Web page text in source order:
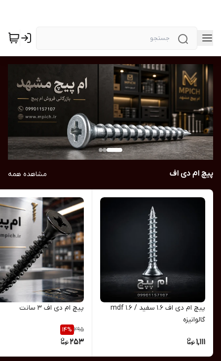
پیچ ام دی اف مشاهده همه
پیچ ام دی اف 1.6 سفید / mdf 1.6
گالوانیزه
1,111
پیچ ام دی اف 3 سانت
295
14%
253